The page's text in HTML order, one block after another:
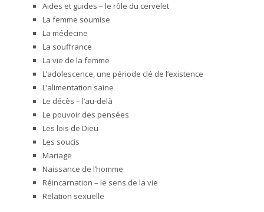
Aides et guides – le rôle du cervelet
La femme soumise
La médecine
La souffrance
La vie de la femme
L’adolescence, une période clé de l’existence
L’alimentation saine
Le décès – l’au-delà
Le pouvoir des pensées
Les lois de Dieu
Les soucis
Mariage
Naissance de l’homme
Réincarnation – le sens de la vie
Relation sexuelle